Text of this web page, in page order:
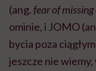
(ang.fear of
ominie, i JOMO
bycia poza
jeszcze nie